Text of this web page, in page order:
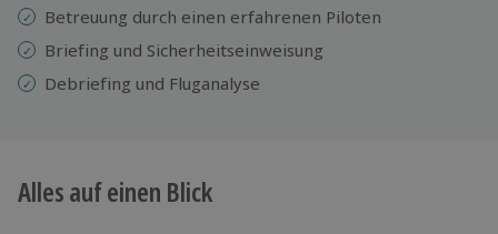
Betreuung durch einen erfahrenen Piloten
Briefing und Sicherheitseinweisung
Debriefing und Fluganalyse
Alles auf einen Blick